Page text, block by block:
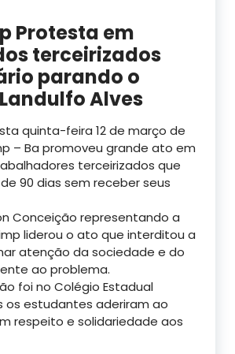
Protesta em
terceirizados
parando o
Alves
quinta-feira 12 de março de
– Ba promoveu grande ato em
terceirizados que
90 dias sem receber seus
Conceição representando a
liderou o ato que interditou a
atenção da sociedade e do
ao problema.
foi no Colégio Estadual
os estudantes aderiram ao
respeito e solidariedade aos